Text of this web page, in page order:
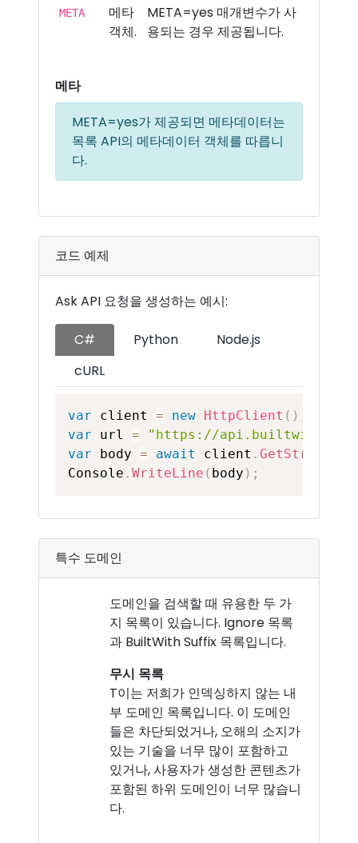
META
메타
객체.
META=yes 매개변수가 사
용되는 경우 제공됩니다.
메타
META=yes가 제공되면 메타데이터는
목록 API의 메타데이터 객체를 따릅니
다.
코드 예제
Ask API 요청을 생성하는 예시:
C# Python
Node.js
cURL
var client = new HttpClient ( )
var url =
"https://api.builtwith.com/
var body = await client .
Console . WriteLine ( body ) ;
특수 도메인
도메인을 검색할 때 유용한 두 가
지 목록이 있습니다. Ignore 목록
과 BuiltWith Suffix 목록입니다.
무시 목록
T이는 저희가 인덱싱하지 않는 내
부 도메인 목록입니다. 이 도메인
들은 차단되었거나, 오해의 소지가
있는 기술을 너무 많이 포함하고
있거나, 사용자가 생성한 콘텐츠가
포함된 하위 도메인이 너무 많습니
다.